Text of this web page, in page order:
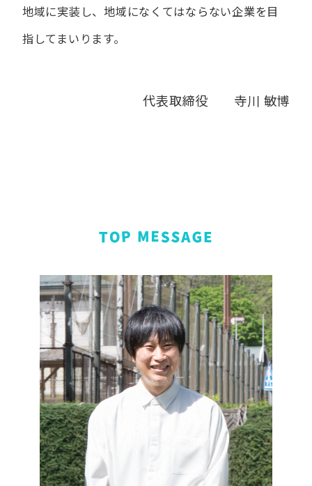
地域に実装し、地域になくてはならない企業を目
指してまいります。
代表取締役 寺川 敏博